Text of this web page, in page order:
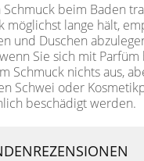
beim Baden
möglichst lange hält,
und Duschen
Sie sich mit
Schmuck nichts aus,
Schwei oder
beschädigt werden.